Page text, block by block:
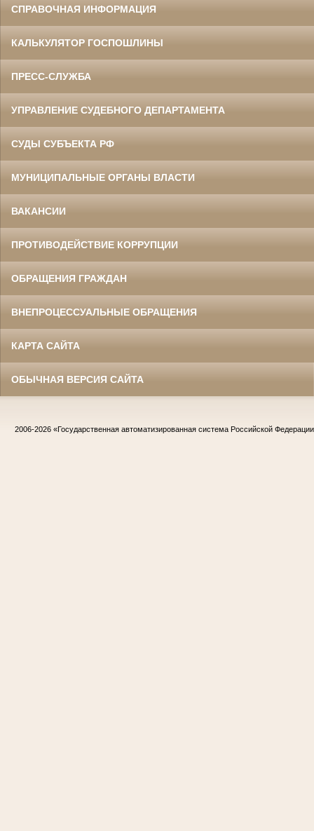
СПРАВОЧНАЯ ИНФОРМАЦИЯ
КАЛЬКУЛЯТОР ГОСПОШЛИНЫ
ПРЕСС-СЛУЖБА
УПРАВЛЕНИЕ СУДЕБНОГО ДЕПАРТАМЕНТА
СУДЫ СУБЪЕКТА РФ
МУНИЦИПАЛЬНЫЕ ОРГАНЫ ВЛАСТИ
ВАКАНСИИ
ПРОТИВОДЕЙСТВИЕ КОРРУПЦИИ
ОБРАЩЕНИЯ ГРАЖДАН
ВНЕПРОЦЕССУАЛЬНЫЕ ОБРАЩЕНИЯ
КАРТА САЙТА
ОБЫЧНАЯ ВЕРСИЯ САЙТА
2006-2026 «Государственная автоматизированная система Российской